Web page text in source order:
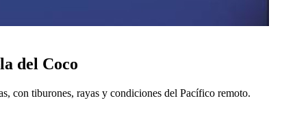
del Coco
con tiburones, rayas y condiciones del Pacífico remoto.